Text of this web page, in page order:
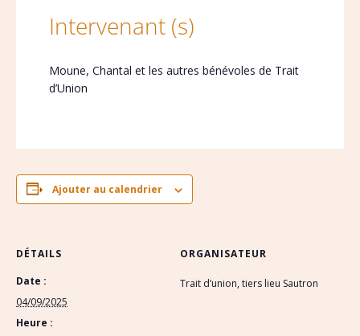
Intervenant (s)
Moune, Chantal et les autres bénévoles de Trait
d’Union
Ajouter au calendrier
DÉTAILS
Date :
04/09/2025
Heure :
ORGANISATEUR
Trait d’union, tiers lieu Sautron